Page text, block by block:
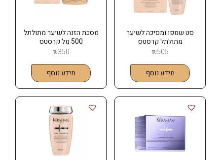
סט שמפו ומסיכה לשיער
מתולתל קרסטס
KERASTASE
₪505
מידע נוסף
מסכת הזנה לשיער מתולתל
500 מל קרסטס
KERASTASE
₪350
מידע נוסף